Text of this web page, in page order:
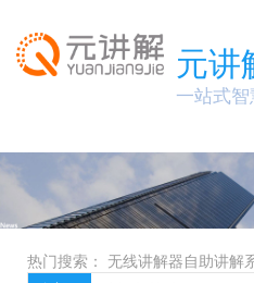
元讲
一站式
热门搜索： 无线讲解器自助讲解